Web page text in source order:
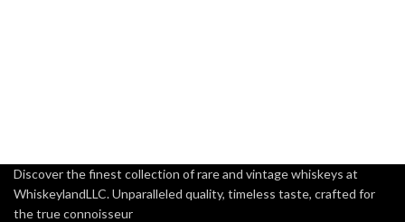
Discover the finest collection of rare and vintage whiskeys at
WhiskeylandLLC. Unparalleled quality, timeless taste, crafted for
the true connoisseur